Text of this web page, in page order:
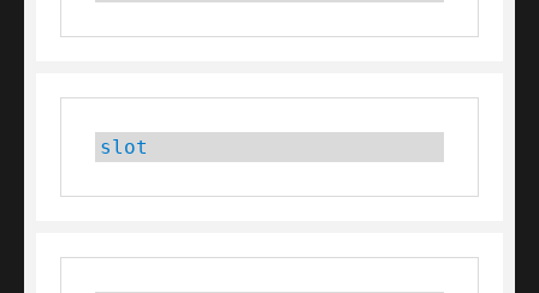
slot